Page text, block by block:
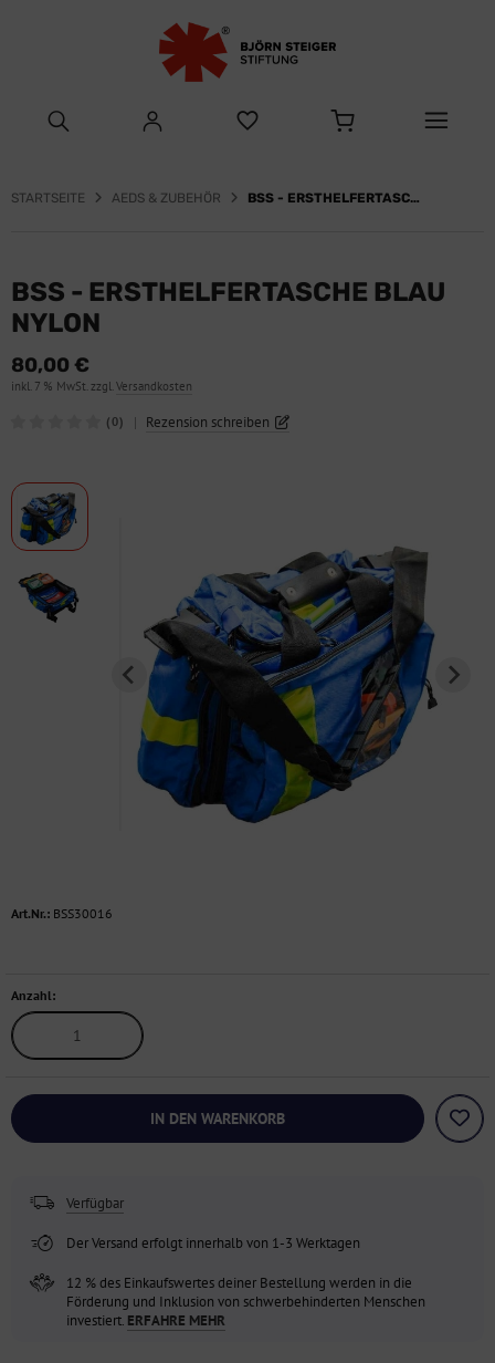
STARTSEITE AEDS & ZUBEHÖR BSS - ERSTHELFERTASCHE BLAU NYLON
BSS - ERSTHELFERTASCHE BLAU
NYLON
80,00 €
inkl. 7 % MwSt. zzgl.Versandkosten
(0) | Rezension schreiben
Art.Nr.: BSS30016
Anzahl:
IN DEN WARENKORB
Verfügbar
Der Versand erfolgt innerhalb von 1-3 Werktagen
12 % des Einkaufswertes deiner Bestellung werden in die
Förderung und Inklusion von schwerbehinderten Menschen
investiert. ERFAHRE MEHR